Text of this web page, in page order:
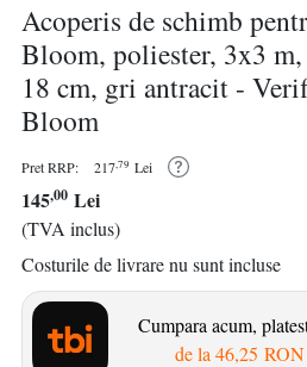
Acoperis de schimb
Bloom, poliester, 3x3
18 cm, gri antracit -
Bloom
Pret RRP: 217,79 Lei
145,00 Lei
(TVA inclus)
Costurile de livrare nu sunt incluse
Cumpara acum,
de la 46,25 RON